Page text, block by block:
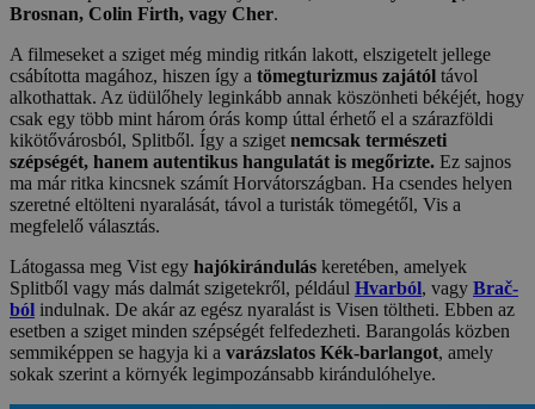
Brosnan, Colin Firth, vagy Cher.
A filmeseket a sziget még mindig ritkán lakott, elszigetelt jellege
csábította magához, hiszen így a tömegturizmus zajától távol
alkothattak. Az üdülőhely leginkább annak köszönheti békéjét, hogy
csak egy több mint három órás komp úttal érhető el a szárazföldi
kikötővárosból, Splitből. Így a sziget nemcsak természeti
szépségét, hanem autentikus hangulatát is megőrizte. Ez sajnos
ma már ritka kincsnek számít Horvátországban. Ha csendes helyen
szeretné eltölteni nyaralását, távol a turisták tömegétől, Vis a
megfelelő választás.
Látogassa meg Vist egy hajókirándulás keretében, amelyek
Splitből vagy más dalmát szigetekről, például Hvarból, vagy Brač-
ból indulnak. De akár az egész nyaralást is Visen töltheti. Ebben az
esetben a sziget minden szépségét felfedezheti. Barangolás közben
semmiképpen se hagyja ki a varázslatos Kék-barlangot, amely
sokak szerint a környék legimpozánsabb kirándulóhelye.